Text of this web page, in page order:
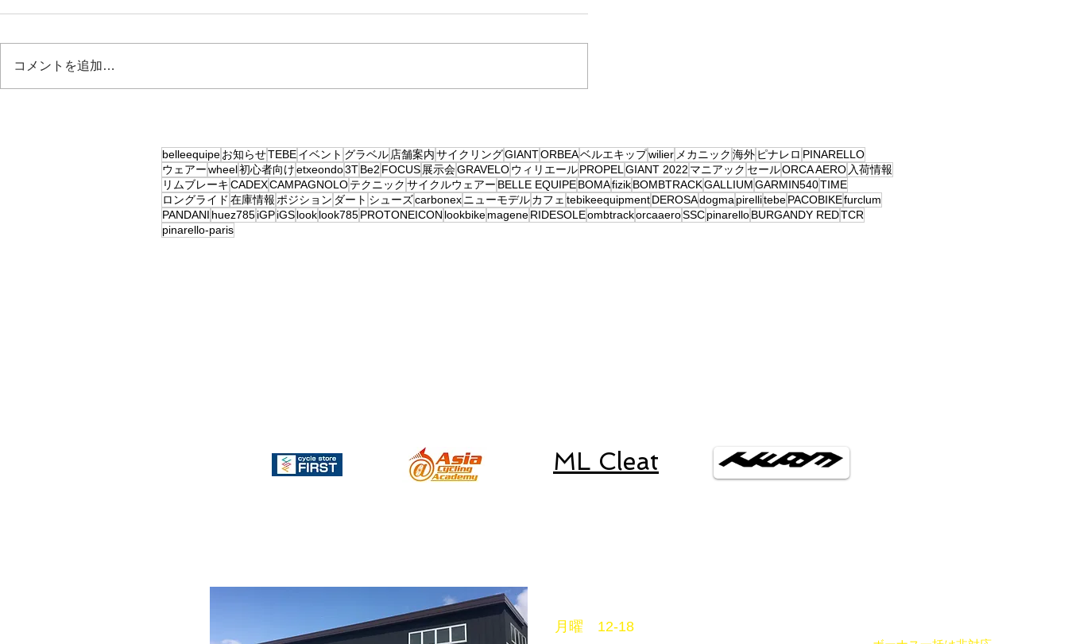
コメントを追加…
belleequipeお知らせTEBEイベント グラベル 店舗案内サイクリングGIANTORBEAベルエキップwilier メカニック 海外 ピナレロ PINARELLO
ウェアーwheel初心者向けetxeondo3TBe2 FOCUS 展示会GRAVELOウィリエールPROPEL GIANT 2022 マニアック セールORCA AERO 入荷情報
リムブレーキCADEXCAMPAGNOLOテクニック サイクルウェアー BELLE EQUIPEBOMAfizikBOMBTRACKGALLIUMGARMIN540TIME
ロングライド 在庫情報 ポジション ダート シューズcarbonexニューモデルカフェ tebikeequipmentDEROSAdogma pirellitebePACOBIKEfurclum
PANDANI huez785iGPiGSlooklook785PROTONEICON lookbikemageneRIDESOLEombtrackorcaaeroSSCpinarelloBURGANDY REDTCR
pinarello-paris
ML Cleat
月曜 12-18